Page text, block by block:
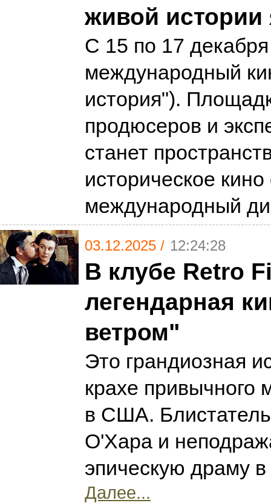
живой
С 15 по 17
международный
история").
продюсеров и
станет
историческое
международный
03.12.2025 / 12:24:28
В клубе Retro
легендарная
ветром"
Это грандиозная
крахе
в США.
О'Хара и
эпическую драму
Далее...